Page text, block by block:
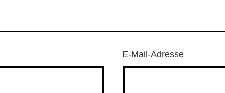
E-Mail-Adresse